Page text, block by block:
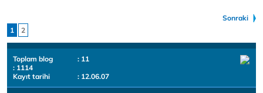
Sonraki
1
2
Toplam blog
: 11
: 1114
Kayıt tarihi
: 12.06.07